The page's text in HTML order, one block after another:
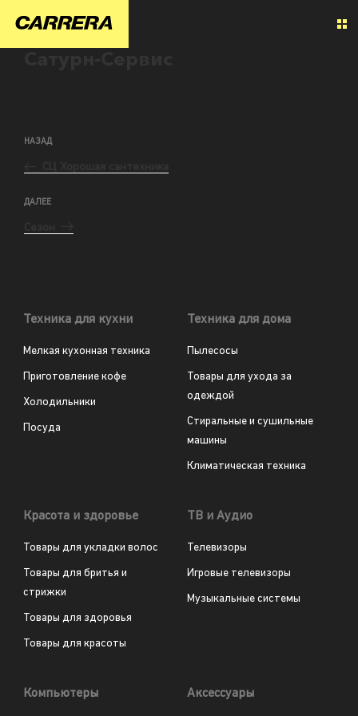
НАЗАД
ДАЛЕЕ
Техника для кухни
Мелкая кухонная техника
Приготовление кофе
Холодильники
Посуда
Техника для дома
Пылесосы
Товары для ухода за
одеждой
Стиральные и сушильные
машины
Климатическая техника
Красота и здоровье
Товары для укладки волос
Товары для бритья и
стрижки
Товары для здоровья
Товары для красоты
ТВ и Аудио
Телевизоры
Игровые телевизоры
Музыкальные системы
Компьютеры Аксессуары